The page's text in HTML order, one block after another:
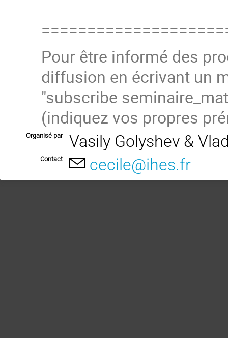
Pour être informé des
diffusion en écrivant un
"subscribe
(indiquez vos propres
Organisé par Vasily Golyshev &
Contact cecile@ihes.fr